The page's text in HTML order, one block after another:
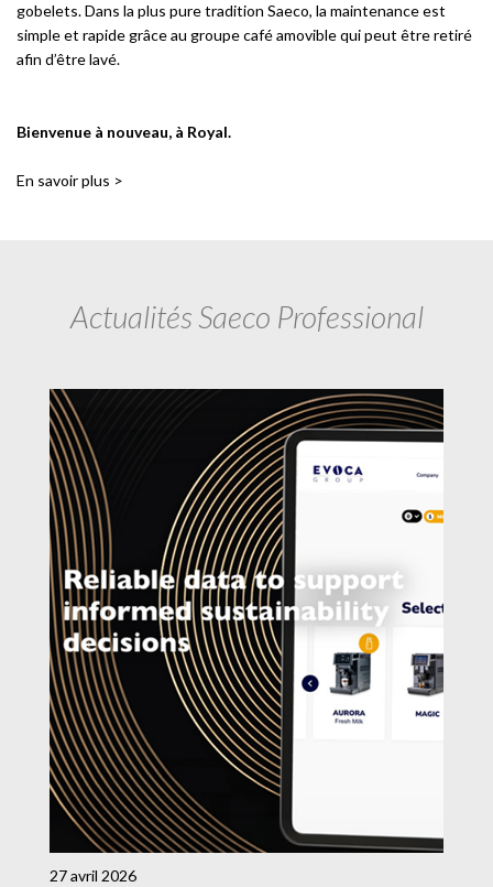
gobelets. Dans la plus pure tradition Saeco, la maintenance est
simple et rapide grâce au groupe café amovible qui peut être retiré
afin d’être lavé.
Bienvenue à nouveau, à Royal.
En savoir plus >
Actualités Saeco Professional
27 avril 2026